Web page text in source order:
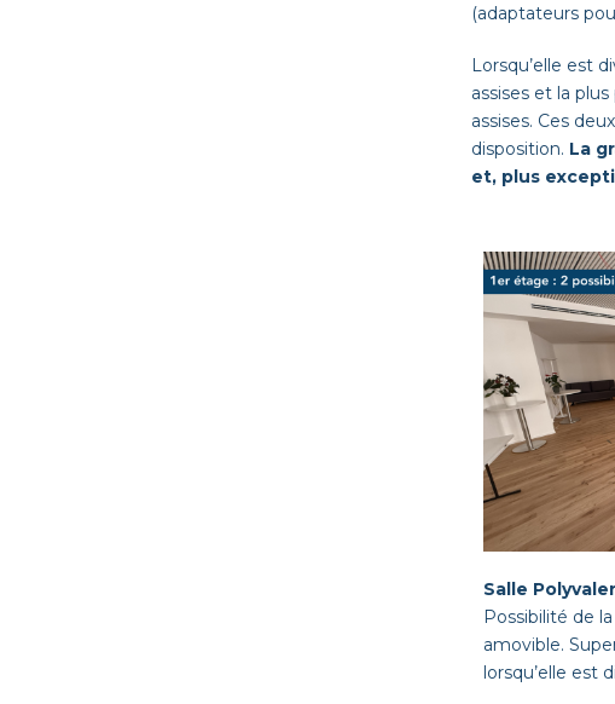
(adaptateurs
Lorsqu’elle est
assises et la
assises. Ces
disposition. La
et, plus
Salle
Possibilité de
amovible.
lorsqu’elle est